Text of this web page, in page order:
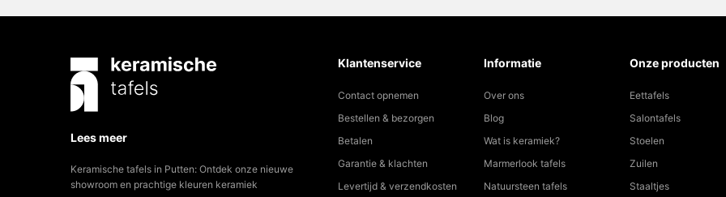
Lees meer
Keramische tafels in Putten: Ontdek onze nieuwe
showroom en prachtige kleuren keramiek
Klantenservice
Contact opnemen
Bestellen & bezorgen
Betalen
Garantie & klachten
Levertijd & verzendkosten
Informatie
Over ons
Blog
Wat is keramiek?
Marmerlook tafels
Natuursteen tafels
Onze producten
Eettafels
Salontafels
Stoelen
Zuilen
Staaltjes